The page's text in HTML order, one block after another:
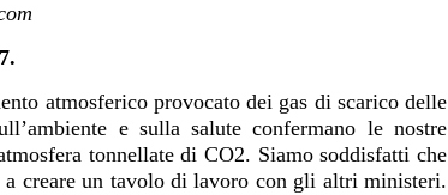
atmosferico provocato dei gas di scarico delle
e sulla salute confermano le nostre
tonnellate di CO2. Siamo soddisfatti che
creare un tavolo di lavoro con gli altri ministeri.